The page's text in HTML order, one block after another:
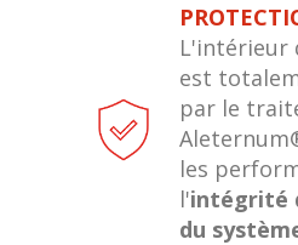
L'intérieur
est
par le
les
l'intégrité
du